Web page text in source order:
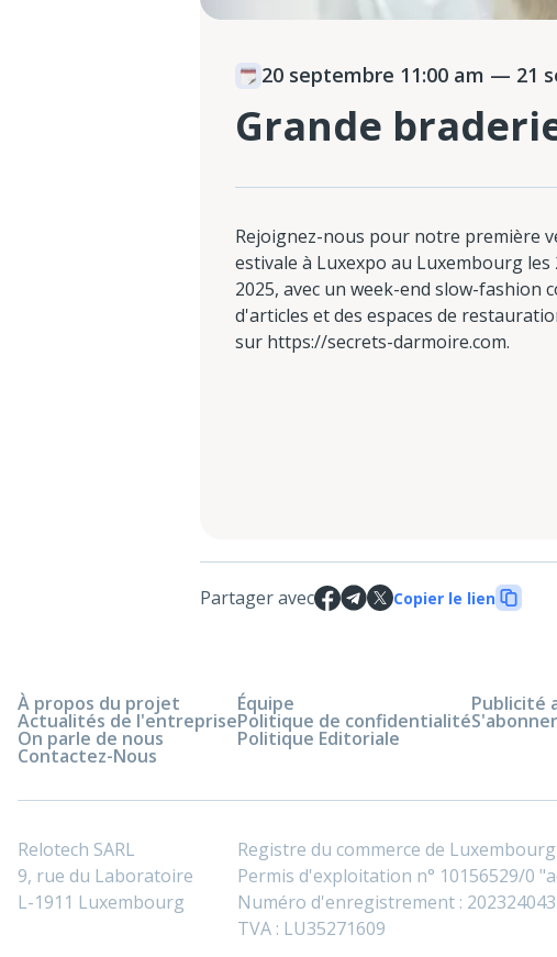
20 septembre 11:00 am — 21
Grande
Rejoignez-nous pour notre première
estivale à Luxexpo au Luxembourg
2025, avec un week-end slow-fashion
d'articles et des espaces de
sur https://secrets-darmoire.com.
Partager avec Copier le lien
À propos du projet
Actualités de l'entreprise
On parle de nous
Contactez-Nous
Équipe
Politique de confidentialité
Politique Editoriale
Publicité
Relotech SARL
9, rue du Laboratoire
L-1911 Luxembourg
Registre du commerce de
Permis d'exploitation n° 10156529/0
Numéro d'enregistrement :
TVA : LU35271609